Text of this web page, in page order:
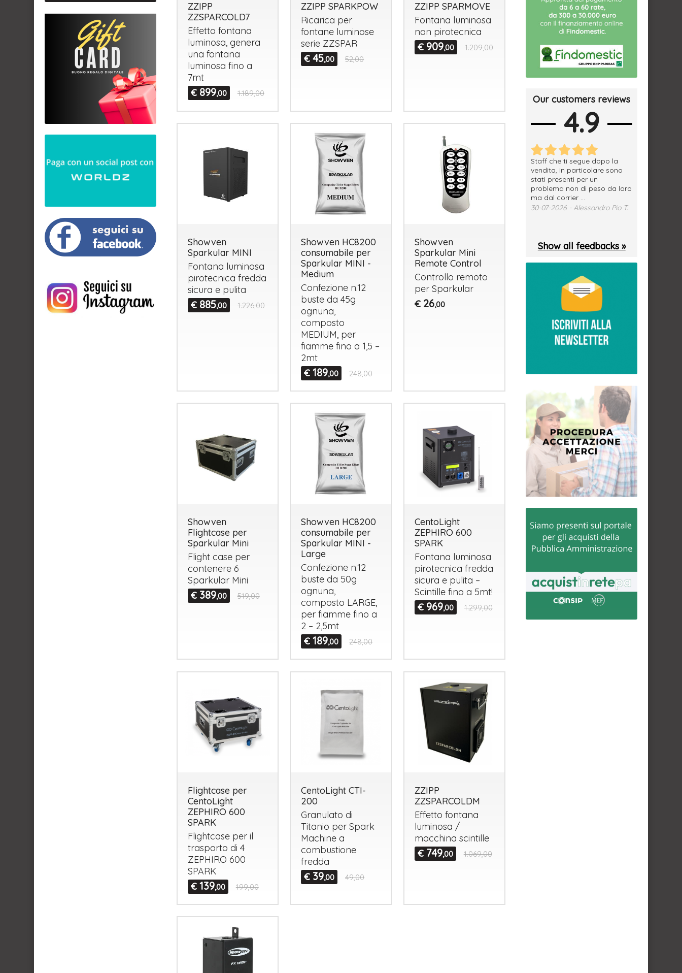
ZZIPP
ZZSPARCOLD7
Effetto fontana
luminosa, genera
una fontana
luminosa fino a
7mt
€ 899,00 1.189,00
ZZIPP SPARKPOW
Ricarica per
fontane luminose
serie ZZSPAR
€ 45,00 52,00
ZZIPP SPARMOVE
Fontana luminosa
non pirotecnica
€ 909,00 1.209,00
Showven
Sparkular MINI
Fontana luminosa
pirotecnica fredda
sicura e pulita
€ 885,00 1.226,00
Showven HC8200
consumabile per
Sparkular MINI -
Medium
Confezione n.12
buste da 45g
ognuna,
composto
MEDIUM, per
fiamme fino a 1,5 –
2mt
€ 189,00 248,00
Showven
Sparkular Mini
Remote Control
Controllo remoto
per Sparkular
€ 26,00
Showven
Flightcase per
Sparkular Mini
Flight case per
contenere 6
Sparkular Mini
€ 389,00 519,00
Showven HC8200
consumabile per
Sparkular MINI -
Large
Confezione n.12
buste da 50g
ognuna,
composto LARGE,
per fiamme fino a
2 – 2,5mt
€ 189,00 248,00
CentoLight
ZEPHIRO 600
SPARK
Fontana luminosa
pirotecnica fredda
sicura e pulita –
Scintille fino a 5mt!
€ 969,00 1.299,00
Flightcase per
CentoLight
ZEPHIRO 600
SPARK
Flightcase per il
trasporto di 4
ZEPHIRO 600
SPARK
€ 139,00 199,00
CentoLight CTI-
200
Granulato di
Titanio per Spark
Machine a
combustione
fredda
€ 39,00 49,00
ZZIPP
ZZSPARCOLDM
Effetto fontana
luminosa /
macchina scintille
€ 749,00 1.069,00
Our customers reviews
4.9
Tutto perfetto, materiale
ottimo e spedizione
velocissima, grazie.
03-08-2026 - Daniele S.
Staff che ti segue dopo la
vendita, in particolare sono
stati presenti per un
problema non di peso da loro
ma dal corrier ...
30-07-2026 - Alessandro Pio T.
Show all feedbacks »